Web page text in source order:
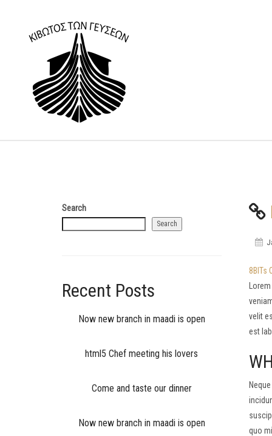
Search
Search
Recent Posts
Now new branch in maadi is open
html5 Chef meeting his lovers
Come and taste our dinner
Now new branch in maadi is open
8BITs
velit
est
quo